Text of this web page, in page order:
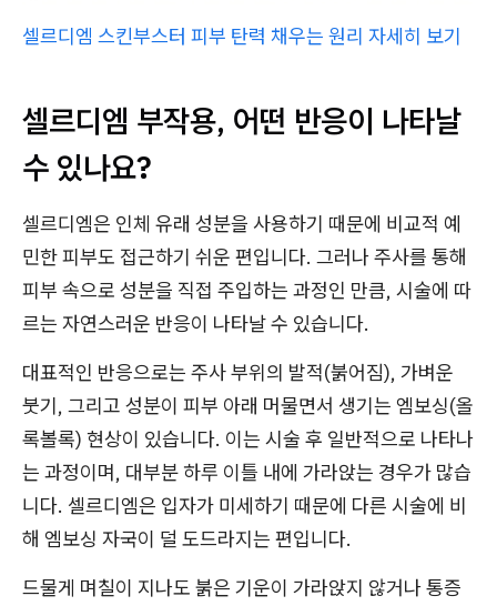
셀르디엠 스킨부스터 피부 탄력 채우는 원리 자세히 보기
셀르디엠 부작용, 어떤 반응이 나타날
수 있나요?
셀르디엠은 인체 유래 성분을 사용하기 때문에 비교적 예
민한 피부도 접근하기 쉬운 편입니다. 그러나 주사를 통해
피부 속으로 성분을 직접 주입하는 과정인 만큼, 시술에 따
르는 자연스러운 반응이 나타날 수 있습니다.
대표적인 반응으로는 주사 부위의 발적(붉어짐), 가벼운
붓기, 그리고 성분이 피부 아래 머물면서 생기는 엠보싱(올
록볼록) 현상이 있습니다. 이는 시술 후 일반적으로 나타나
는 과정이며, 대부분 하루 이틀 내에 가라앉는 경우가 많습
니다. 셀르디엠은 입자가 미세하기 때문에 다른 시술에 비
해 엠보싱 자국이 덜 도드라지는 편입니다.
드물게 며칠이 지나도 붉은 기운이 가라앉지 않거나 통증